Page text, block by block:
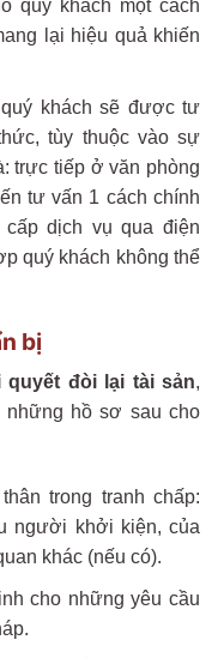
quý khách một cách
lại hiệu quả khiến
khách sẽ được tư
tùy thuộc vào sự
trực tiếp ở văn phòng
tư vấn 1 cách chính
dịch vụ qua điện
quý khách không thể
bị
đòi lại tài sản,
những hồ sơ sau cho
trong tranh chấp:
người khởi kiện, của
khác (nếu có).
cho những yêu cầu